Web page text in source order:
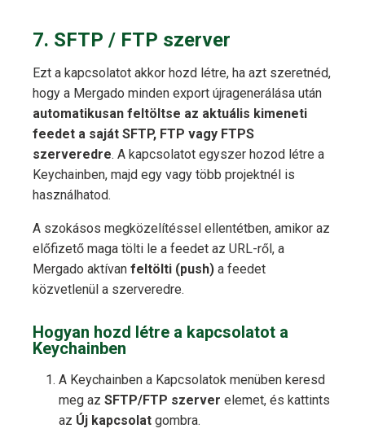
7. SFTP / FTP szerver
Ezt a kapcsolatot akkor hozd létre, ha azt szeretnéd,
hogy a Mergado minden export újragenerálása után
automatikusan feltöltse az aktuális kimeneti
feedet a saját SFTP, FTP vagy FTPS
szerveredre. A kapcsolatot egyszer hozod létre a
Keychainben, majd egy vagy több projektnél is
használhatod.
A szokásos megközelítéssel ellentétben, amikor az
előfizető maga tölti le a feedet az URL-ről, a
Mergado aktívan feltölti (push) a feedet
közvetlenül a szerveredre.
Hogyan hozd létre a kapcsolatot a
Keychainben
A Keychainben a Kapcsolatok menüben keresd
meg az SFTP/FTP szerver elemet, és kattints
az Új kapcsolat gombra.